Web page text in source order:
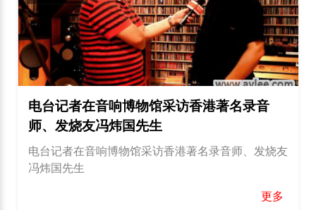
电台记者在音响博物馆采访香港著名录音
师、发烧友冯炜国先生
电台记者在音响博物馆采访香港著名录音师、发烧友
冯炜国先生
更多